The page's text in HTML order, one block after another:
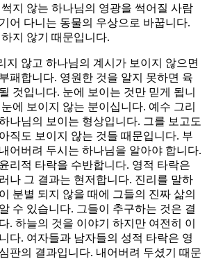
지 않는 하나님의 영광을 썩어질 사람
어 다니는 동물의 우상으로 바꿉니다.
지 않기 때문입니다.
지 않고 하나님의 계시가 보이지 않으면
패합니다. 영원한 것을 알지 못하면 육
것입니다. 눈에 보이는 것만 믿게 됩니
에 보이지 않는 분이십니다. 예수 그리
나님의 보이는 형상입니다. 그를 보고도
직도 보이지 않는 것들 때문입니다. 부
어버려 두시는 하나님을 알아야 합니다.
리적 타락을 수반합니다. 영적 타락은
나 그 결과는 현저합니다. 진리를 말하
분별 되지 않을 때에 그들의 진짜 삶의
수 있습니다. 그들이 추구하는 것은 결
. 하늘의 것을 이야기 하지만 여전히 이
다. 여자들과 남자들의 성적 타락은 영
판의 결과입니다. 내어버려 두셨기 때문